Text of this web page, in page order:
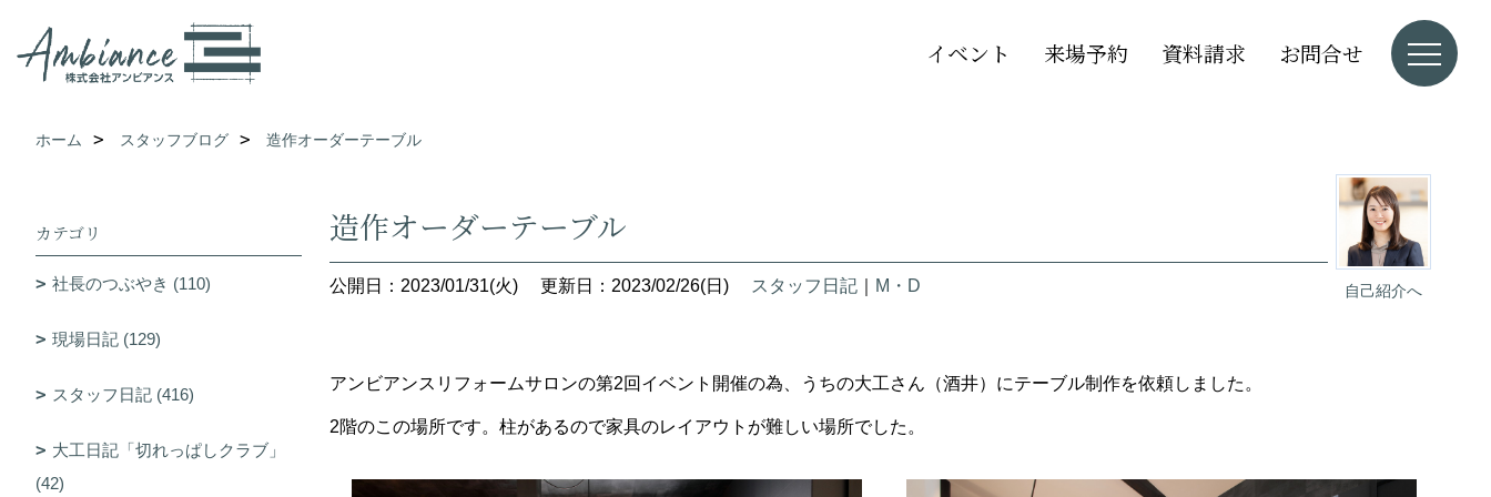
イベント 来場予約 資料請求 お問合せ
ホーム スタッフブログ 造作オーダーテーブル
自己紹介へ
造作オーダーテーブル
公開日：2023/01/31(火) 更新日：2023/02/26(日) スタッフ日記 M・D
アンビアンスリフォームサロンの第2回イベント開催の為、うちの大工さん（酒井）にテーブル制作を依頼しました。
2階のこの場所です。柱があるので家具のレイアウトが難しい場所でした。
カテゴリ
社長のつぶやき (110)
現場日記 (129)
スタッフ日記 (416)
大工日記「切れっぱしクラブ」
(42)